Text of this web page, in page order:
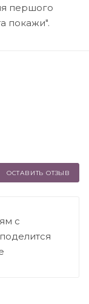
першого
покажи".
ОСТАВИТЬ ОТЗЫВ
с